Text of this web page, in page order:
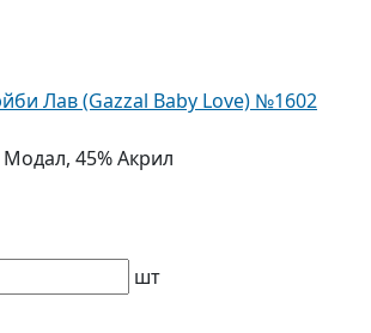
Лав (Gazzal Baby Love) №1602
Модал, 45% Акрил
шт